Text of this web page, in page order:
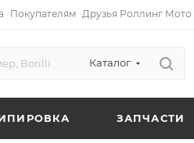
Покупателям Друзья Роллинг Мото
Каталог
ЗАПЧАСТИ